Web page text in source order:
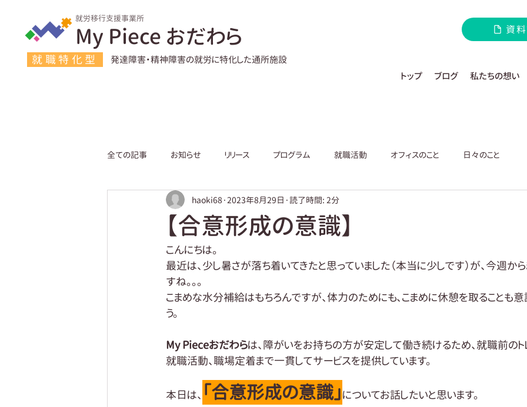
My Piece おだわら
就労移行支援事業所
就職特化型 発達障害・精神障害の就労に特化した通所施設
資
トップ ブログ 私たちの想い
全ての記事 お知らせ リリース プログラム 就職活動 オフィスのこと 日々のこと
【合意形成の意識】
haoki68 2023年8月29日 読了時間: 2分
こんにちは。
最近は、少し暑さが落ち着いてきたと思っていました（本当に少しです）が、今週か
すね。。。
こまめな水分補給はもちろんですが、体力のためにも、こまめに休憩を取ることも意
う。
My Pieceおだわらは、障がいをお持ちの方が安定して働き続けるため、就職前の
就職活動、職場定着まで一貫してサービスを提供しています。
本日は、 「合意形成の意識」についてお話したいと思います。